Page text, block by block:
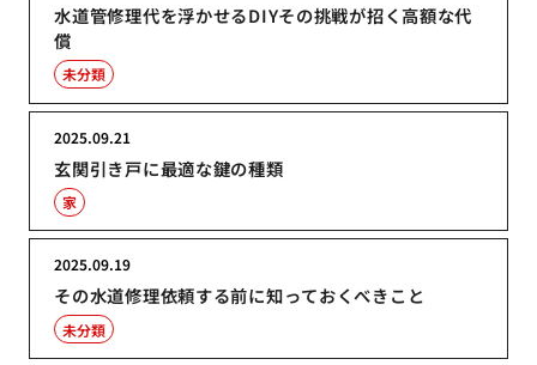
水道管修理代を浮かせるDIYその挑戦が招く高額な代
償
未分類
玄関引き戸に最適な鍵の種類
2025.09.21
家
その水道修理依頼する前に知っておくべきこと
2025.09.19
未分類